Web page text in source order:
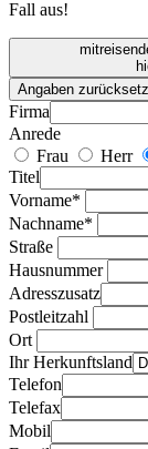
Fall aus!
Angaben
Firma
Anrede
Frau
Herr
Titel
Vorname*
Nachname*
Straße
Hausnummer
Adresszusatz
Postleitzahl
Ort
Ihr Herkunftsland
Telefon
Telefax
Mobil